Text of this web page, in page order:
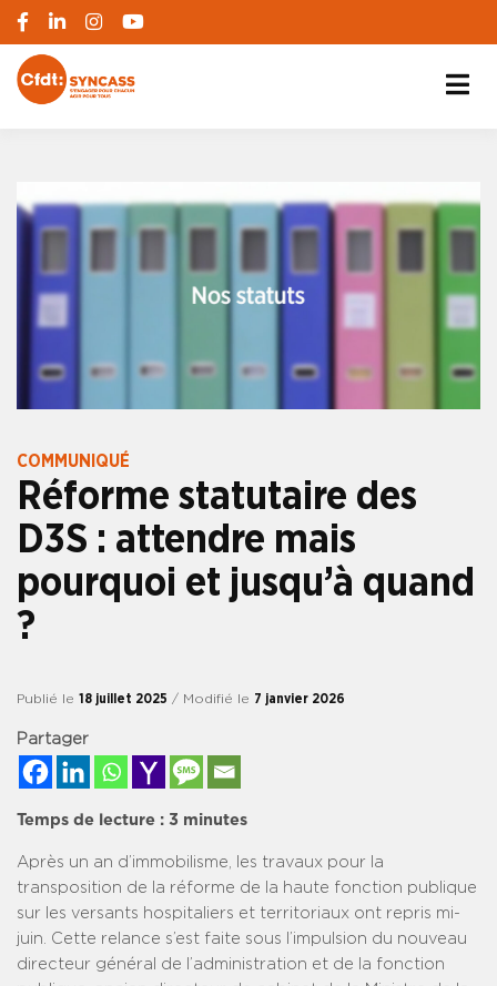
COMMUNIQUÉ
Réforme statutaire des
D3S : attendre mais
pourquoi et jusqu’à quand
?
Publié le 18 juillet 2025 / Modifié le 7 janvier 2026
Partager
Temps de lecture : 3 minutes
Après un an d’immobilisme, les travaux pour la
transposition de la réforme de la haute fonction publique
sur les versants hospitaliers et territoriaux ont repris mi-
juin. Cette relance s’est faite sous l’impulsion du nouveau
directeur général de l’administration et de la fonction